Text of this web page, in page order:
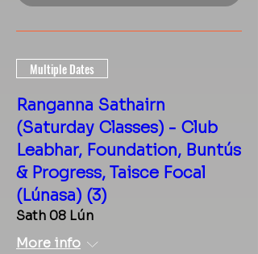
Multiple Dates
Ranganna Sathairn
(Saturday Classes) - Club
Leabhar, Foundation, Buntús
& Progress, Taisce Focal
(Lúnasa) (3)
Sath 08 Lún
More info